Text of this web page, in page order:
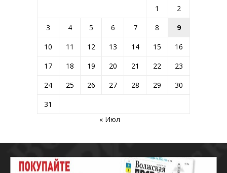
1
2
3
4 5 6 7 8
9
10
11 12 13 14 15
16
17
18 19 20 21 22
23
24
25 26 27 28 29
30
31
« Июл